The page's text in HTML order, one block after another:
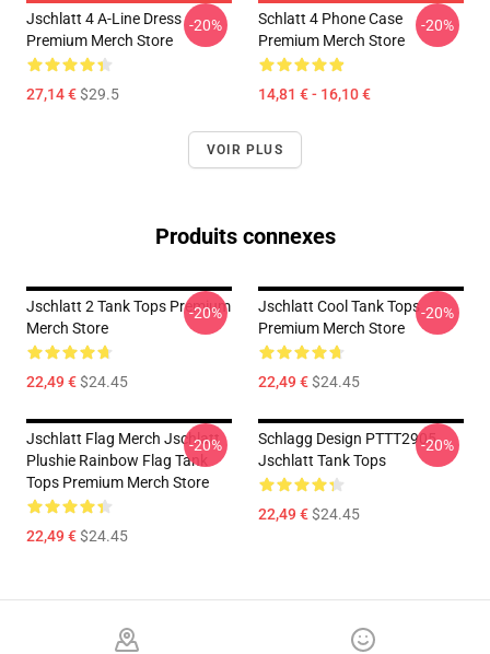
Jschlatt 4 A-Line Dress
Premium Merch Store
27,14 €$29.5
-20%
Schlatt 4 Phone Case
Premium Merch Store
14,81 € - 16,10 €
-20%
VOIR PLUS
Produits connexes
Jschlatt 2 Tank Tops Premium
Merch Store
22,49 €$24.45
-20%
Jschlatt Cool Tank Tops
Premium Merch Store
22,49 €$24.45
-20%
Jschlatt Flag Merch Jschlatt
Plushie Rainbow Flag Tank
Tops Premium Merch Store
22,49 €$24.45
-20%
Schlagg Design PTTT2905
Jschlatt Tank Tops
22,49 €$24.45
-20%